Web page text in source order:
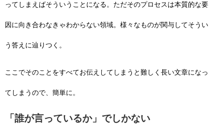
ってしまえばそういうことになる。ただそのプロセスは本質的な要
因に向き合わなきゃわからない領域。様々なものが関与してそうい
う答えに辿りつく。
ここでそのことをすべてお伝えしてしまうと難しく長い文章になっ
てしまうので、簡単に。
「誰が言っているか」でしかない